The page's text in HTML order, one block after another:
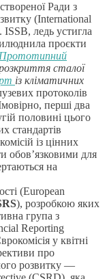
Ради з
(International
ISSB, ледь устигла
проєкти
сталої
із кліматичних
протоколів
перші два
половині цього
стандартів
із цінних
обов’язковими для
на
(European
), розробкою яких
група з
Reporting
у квітні
про
розвитку —